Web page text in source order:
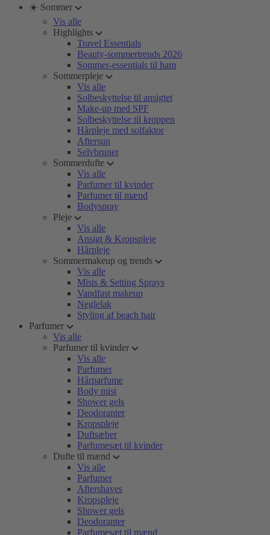
☀️ Sommer
Vis alle
Highlights
Travel Essentials
Beauty-sommertrends 2026
Sommer-essentials til ham
Sommerpleje
Vis alle
Solbeskyttelse til ansigtet
Make-up med SPF
Solbeskyttelse til kroppen
Hårpleje med solfaktor
Aftersun
Selvbruner
Sommerdufte
Vis alle
Parfumer til kvinder
Parfumer til mænd
Bodyspray
Pleje
Vis alle
Ansigt & Kropspleje
Hårpleje
Sommermakeup og trends
Vis alle
Mists & Setting Sprays
Vandfast makeup
Neglelak
Styling af beach hair
Parfumer
Vis alle
Parfumer til kvinder
Vis alle
Parfumer
Hårparfume
Body mist
Shower gels
Deodoranter
Kropspleje
Duftsæber
Parfumesæt til kvinder
Dufte til mænd
Vis alle
Parfumer
Aftershaves
Kropspleje
Shower gels
Deodoranter
Parfumesæt til mænd